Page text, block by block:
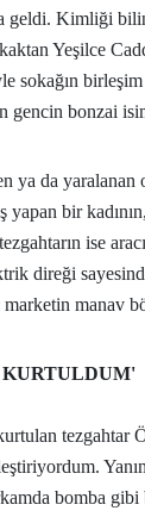
geldi. Kimliği
Yeşilce
sokağın
gencin bonzai
ya da yaralanan
yapan bir
ise
direği
manav
tezgahtar
bomba